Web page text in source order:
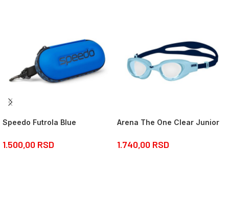
Speedo Futrola Blue
1.500,00 RSD
Arena The One Clear Junior
1.740,00 RSD